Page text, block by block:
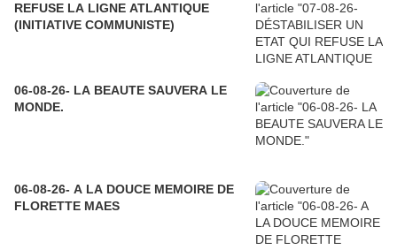
REFUSE LA LIGNE ATLANTIQUE
(INITIATIVE COMMUNISTE)
06-08-26- LA BEAUTE SAUVERA LE
MONDE.
06-08-26- A LA DOUCE MEMOIRE DE
FLORETTE MAES